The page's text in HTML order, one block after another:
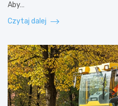
Aby…
Czytaj dalej